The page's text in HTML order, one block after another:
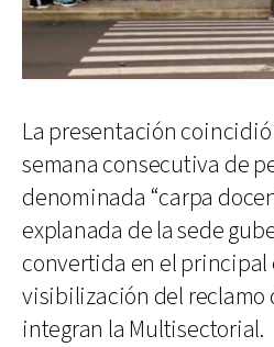
La presentación
semana consecutiva de
denominada “carpa
explanada de la sede
convertida en el principal
visibilización del reclamo
integran la Multisectorial.